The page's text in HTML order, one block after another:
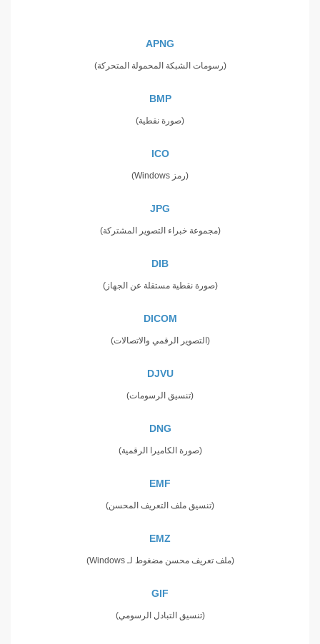
APNG
(رسومات الشبكة المحمولة المتحركة)
BMP
(صورة نقطية)
ICO
(رمز Windows)
JPG
(مجموعة خبراء التصوير المشتركة)
DIB
(صورة نقطية مستقلة عن الجهاز)
DICOM
(التصوير الرقمي والاتصالات)
DJVU
(تنسيق الرسومات)
DNG
(صورة الكاميرا الرقمية)
EMF
(تنسيق ملف التعريف المحسن)
EMZ
(ملف تعريف محسن مضغوط لـ Windows)
GIF
(تنسيق التبادل الرسومي)